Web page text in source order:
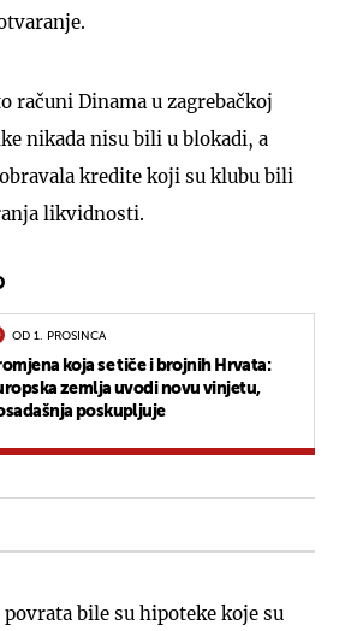
računi Dinama u zagrebačkoj
nikada nisu bili u blokadi, a
kredite koji su klubu bili
likvidnosti.
OD 1. PROSINCA
koja se tiče i brojnih Hrvata:
zemlja uvodi novu vinjetu,
poskupljuje
bile su hipoteke koje su